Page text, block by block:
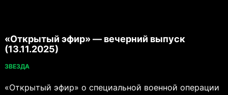
«Открытый эфир» — вечерний выпуск
(13.11.2025)
ЗВЕЗДА
«Открытый эфир» о специальной военной операции